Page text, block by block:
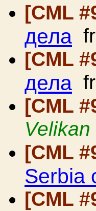
[CML
дела
[CML
дела
[CML
Velikan
[CML
Serbia
[CML